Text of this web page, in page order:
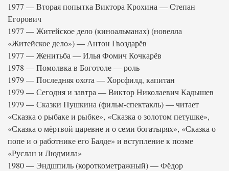
1977 — Вторая попытка Виктора Крохина — Степан
Егорович
1977 — Житейское дело (киноальманах) (новелла
«Житейское дело») — Антон Гвоздарёв
1977 — Женитьба — Илья Фомич Кочкарёв
1978 — Помолвка в Боготоле — роль
1979 — Последняя охота — Хорсфилд, капитан
1979 — Сегодня и завтра — Виктор Николаевич Кадышев
1979 — Сказки Пушкина (фильм-спектакль) — читает
«Сказка о рыбаке и рыбке», «Сказка о золотом петушке»,
«Сказка о мёртвой царевне и о семи богатырях», «Сказка о
попе и о работнике его Балде» и вступление к поэме
«Руслан и Людмила»
1980 — Эндшпиль (короткометражный) — Фёдор